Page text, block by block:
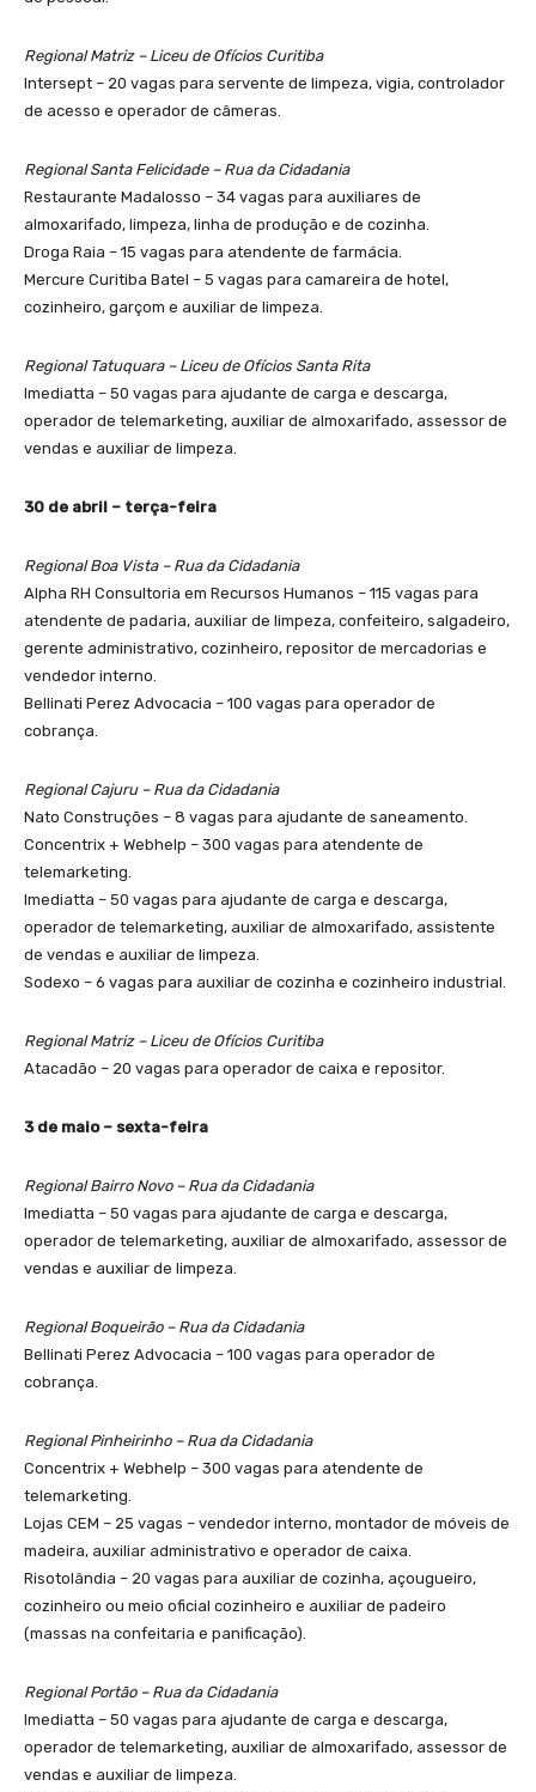
Regional Matriz – Liceu de Ofícios Curitiba
Intersept – 20 vagas para servente de limpeza, vigia, controlador
de acesso e operador de câmeras.
Regional Santa Felicidade – Rua da Cidadania
Restaurante Madalosso – 34 vagas para auxiliares de
almoxarifado, limpeza, linha de produção e de cozinha.
Droga Raia – 15 vagas para atendente de farmácia.
Mercure Curitiba Batel – 5 vagas para camareira de hotel,
cozinheiro, garçom e auxiliar de limpeza.
Regional Tatuquara – Liceu de Ofícios Santa Rita
Imediatta – 50 vagas para ajudante de carga e descarga,
operador de telemarketing, auxiliar de almoxarifado, assessor de
vendas e auxiliar de limpeza.
30 de abril – terça-feira
Regional Boa Vista – Rua da Cidadania
Alpha RH Consultoria em Recursos Humanos – 115 vagas para
atendente de padaria, auxiliar de limpeza, confeiteiro, salgadeiro,
gerente administrativo, cozinheiro, repositor de mercadorias e
vendedor interno.
Bellinati Perez Advocacia – 100 vagas para operador de
cobrança.
Regional Cajuru – Rua da Cidadania
Nato Construções – 8 vagas para ajudante de saneamento.
Concentrix + Webhelp – 300 vagas para atendente de
telemarketing.
Imediatta – 50 vagas para ajudante de carga e descarga,
operador de telemarketing, auxiliar de almoxarifado, assistente
de vendas e auxiliar de limpeza.
Sodexo – 6 vagas para auxiliar de cozinha e cozinheiro industrial.
Regional Matriz – Liceu de Ofícios Curitiba
Atacadão – 20 vagas para operador de caixa e repositor.
3 de maio – sexta-feira
Regional Bairro Novo – Rua da Cidadania
Imediatta – 50 vagas para ajudante de carga e descarga,
operador de telemarketing, auxiliar de almoxarifado, assessor de
vendas e auxiliar de limpeza.
Regional Boqueirão – Rua da Cidadania
Bellinati Perez Advocacia – 100 vagas para operador de
cobrança.
Regional Pinheirinho – Rua da Cidadania
Concentrix + Webhelp – 300 vagas para atendente de
telemarketing.
Lojas CEM – 25 vagas – vendedor interno, montador de móveis de
madeira, auxiliar administrativo e operador de caixa.
Risotolândia – 20 vagas para auxiliar de cozinha, açougueiro,
cozinheiro ou meio oficial cozinheiro e auxiliar de padeiro
(massas na confeitaria e panificação).
Regional Portão – Rua da Cidadania
Imediatta – 50 vagas para ajudante de carga e descarga,
operador de telemarketing, auxiliar de almoxarifado, assessor de
vendas e auxiliar de limpeza.